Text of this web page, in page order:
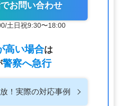
お問い合わせ
/土日祝9:30〜18:00
高い場合は
警察へ急行
！ 実際の対応事例